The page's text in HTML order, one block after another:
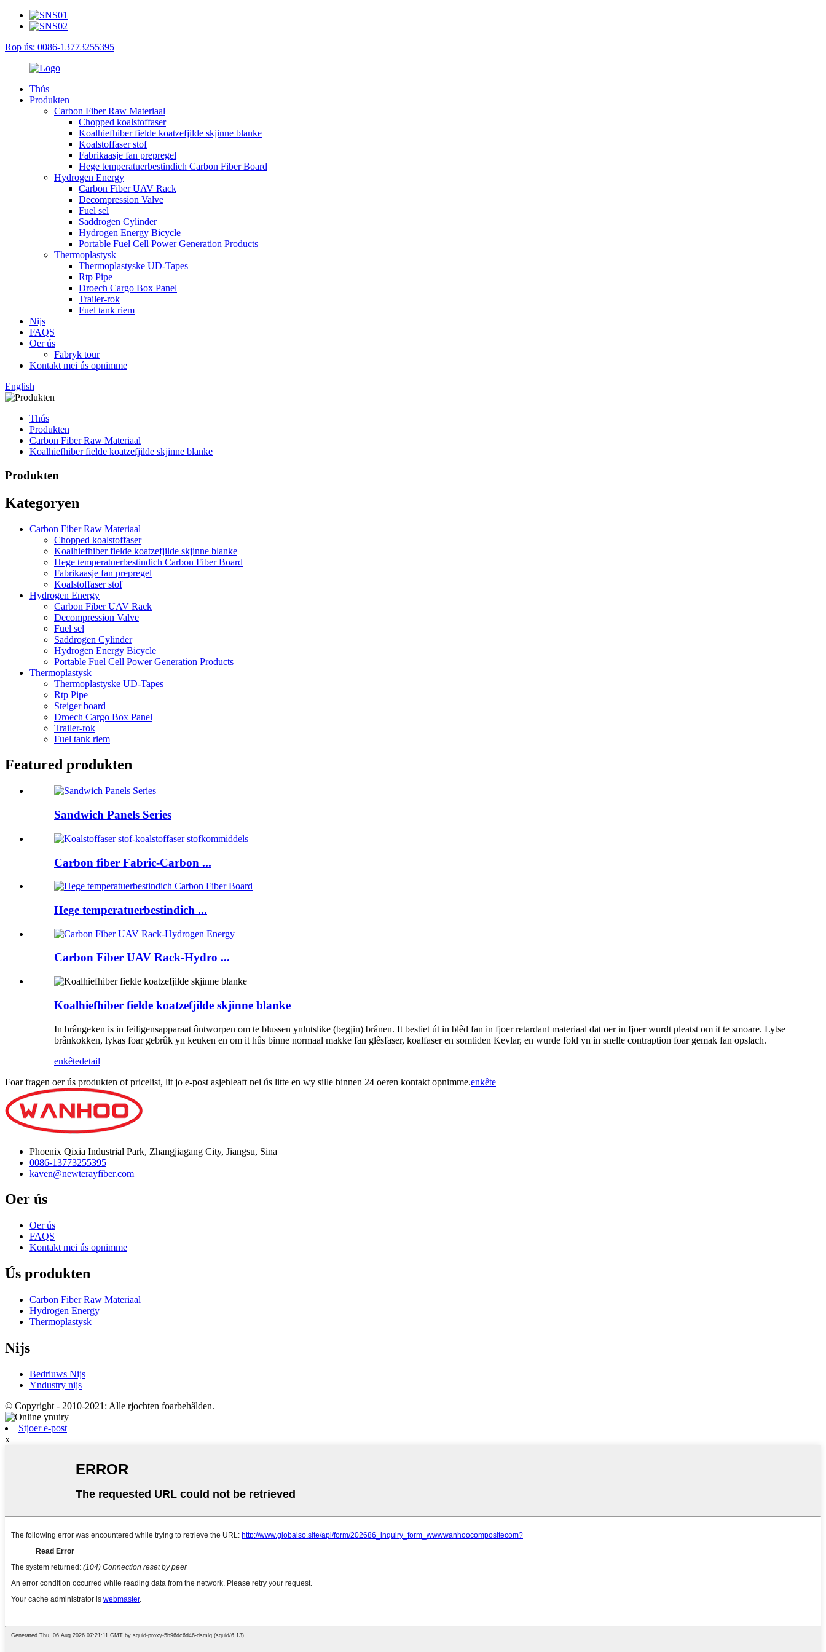
Rop ús: 0086-13773255395
Thús
Produkten
Carbon Fiber Raw Materiaal
Chopped koalstoffaser
Koalhiefhiber fielde koatzefjilde skjinne blanke
Koalstoffaser stof
Fabrikaasje fan prepregel
Hege temperatuerbestindich Carbon Fiber Board
Hydrogen Energy
Carbon Fiber UAV Rack
Decompression Valve
Fuel sel
Saddrogen Cylinder
Hydrogen Energy Bicycle
Portable Fuel Cell Power Generation Products
Thermoplastysk
Thermoplastyske UD-Tapes
Rtp Pipe
Droech Cargo Box Panel
Trailer-rok
Fuel tank riem
Nijs
FAQS
Oer ús
Fabryk tour
Kontakt mei ús opnimme
English
Thús
Produkten
Carbon Fiber Raw Materiaal
Koalhiefhiber fielde koatzefjilde skjinne blanke
Produkten
Kategoryen
Carbon Fiber Raw Materiaal
Chopped koalstoffaser
Koalhiefhiber fielde koatzefjilde skjinne blanke
Hege temperatuerbestindich Carbon Fiber Board
Fabrikaasje fan prepregel
Koalstoffaser stof
Hydrogen Energy
Carbon Fiber UAV Rack
Decompression Valve
Fuel sel
Saddrogen Cylinder
Hydrogen Energy Bicycle
Portable Fuel Cell Power Generation Products
Thermoplastysk
Thermoplastyske UD-Tapes
Rtp Pipe
Steiger board
Droech Cargo Box Panel
Trailer-rok
Fuel tank riem
Featured produkten
Sandwich Panels Series
Carbon fiber Fabric-Carbon ...
Hege temperatuerbestindich ...
Carbon Fiber UAV Rack-Hydro ...
Koalhiefhiber fielde koatzefjilde skjinne blanke
In brângeken is in feiligensapparaat ûntworpen om te blussen ynlutslike (begjin) brânen. It bestiet út in blêd fan in fjoer retardant materiaal dat oer in fjoer wurdt pleatst om it te smoare. Lytse
brânkokken, lykas foar gebrûk yn keuken en om it hûs binne normaal makke fan glêsfaser, koalfaser en somtiden Kevlar, en wurde fold yn in snelle contraption foar gemak fan opslach.
enkêtedetail
Foar fragen oer ús produkten of pricelist, lit jo e-post asjebleaft nei ús litte en wy sille binnen 24 oeren kontakt opnimme.enkête
Phoenix Qixia Industrial Park, Zhangjiagang City, Jiangsu, Sina
0086-13773255395
kaven@newterayfiber.com
Oer ús
Oer ús
FAQS
Kontakt mei ús opnimme
Ús produkten
Carbon Fiber Raw Materiaal
Hydrogen Energy
Thermoplastysk
Nijs
Bedriuws Nijs
Yndustry nijs
© Copyright - 2010-2021: Alle rjochten foarbehâlden.
Stjoer e-post
x